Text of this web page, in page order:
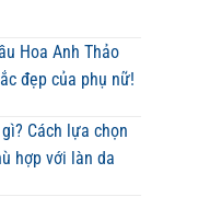
Hoa Anh Thảo
đẹp của phụ nữ!
Cách lựa chọn
hợp với làn da